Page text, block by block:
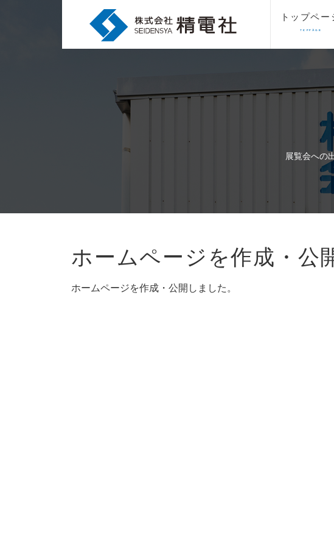
トップペー
TOPPAGE
展覧会への
ホームページを作成・公
ホームページを作成・公開しました。